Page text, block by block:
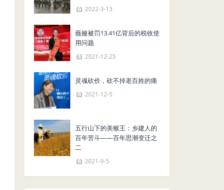
2022-3-13
薇娅被罚13.41亿背后的税收使
用问题
2021-12-25
灵魂砍价，砍不掉老百姓的痛
2021-12-5
五行山下的美猴王：乡建人的
百年苦斗——百年思潮变迁之
二
2021-9-5